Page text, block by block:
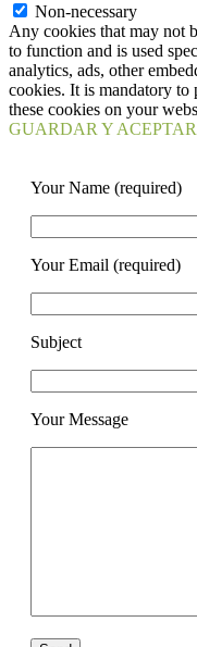
Non-necessary
Any cookies that may not
to function and is used
analytics, ads, other
cookies. It is mandatory to
these cookies on your
GUARDAR Y ACEPTAR
Your Name (required)
Your Email (required)
Subject
Your Message